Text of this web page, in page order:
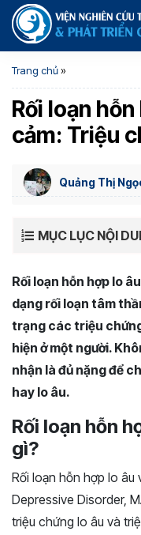
Trang chủ»
Rối loạn
cảm: Triệu
Quảng Thị
MỤC LỤC NỘI
Rối loạn hỗn hợp lo
dạng rối loạn tâm
trạng các triệu
hiện ở một người.
nhận là đủ nặng để
hay lo âu.
Rối loạn hỗn
gì?
Rối loạn hỗn hợp lo âu
Depressive Disorder,
triệu chứng lo âu và